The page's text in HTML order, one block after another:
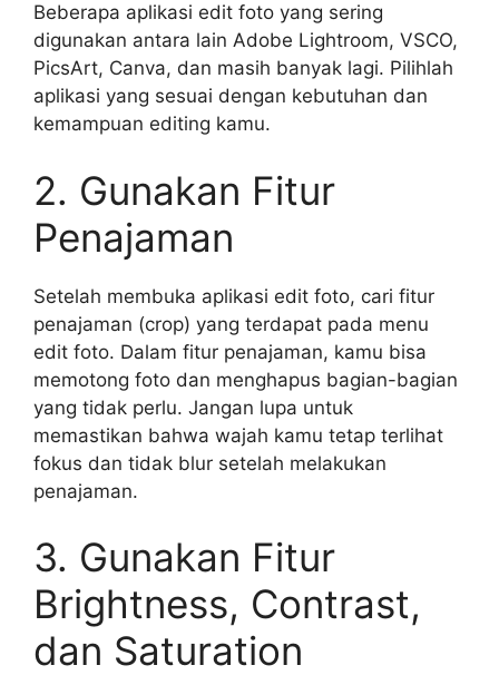
Beberapa aplikasi edit foto yang sering
digunakan antara lain Adobe Lightroom, VSCO,
PicsArt, Canva, dan masih banyak lagi. Pilihlah
aplikasi yang sesuai dengan kebutuhan dan
kemampuan editing kamu.
2. Gunakan Fitur
Penajaman
Setelah membuka aplikasi edit foto, cari fitur
penajaman (crop) yang terdapat pada menu
edit foto. Dalam fitur penajaman, kamu bisa
memotong foto dan menghapus bagian-bagian
yang tidak perlu. Jangan lupa untuk
memastikan bahwa wajah kamu tetap terlihat
fokus dan tidak blur setelah melakukan
penajaman.
3. Gunakan Fitur
Brightness, Contrast,
dan Saturation